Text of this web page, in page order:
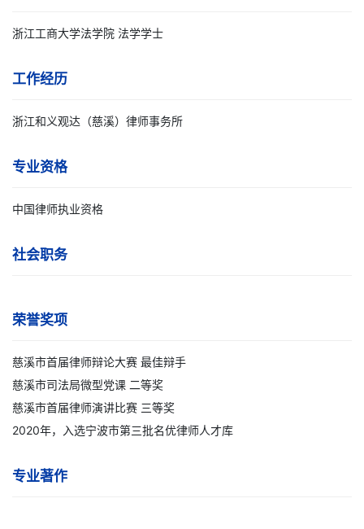
浙江工商大学法学院 法学学士
工作经历
浙江和义观达（慈溪）律师事务所
专业资格
中国律师执业资格
社会职务
荣誉奖项
慈溪市首届律师辩论大赛 最佳辩手
慈溪市司法局微型党课 二等奖
慈溪市首届律师演讲比赛 三等奖
2020年，入选宁波市第三批名优律师人才库
专业著作